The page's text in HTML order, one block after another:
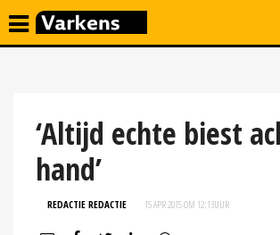
‘Altijd echte biest
hand’
REDACTIE REDACTIE 15 APR 2015 OM 12:13UUR